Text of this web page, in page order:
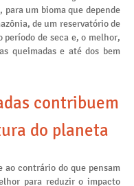
um bioma que depende
de um reservatório de
de seca e, o melhor,
queimadas e até dos bem
contribuem
do planeta
ao contrário do que pensam
para reduzir o impacto